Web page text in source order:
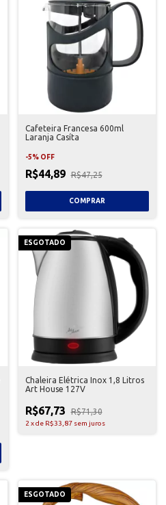
Cafeteira Francesa 600ml
Laranja Casíta
-5% OFF
R$44,89 R$47,25
ESGOTADO
Chaleira Elétrica Inox 1,8 Litros
Art House 127V
R$67,73 R$71,30
2 xde R$33,87 sem juros
ESGOTADO